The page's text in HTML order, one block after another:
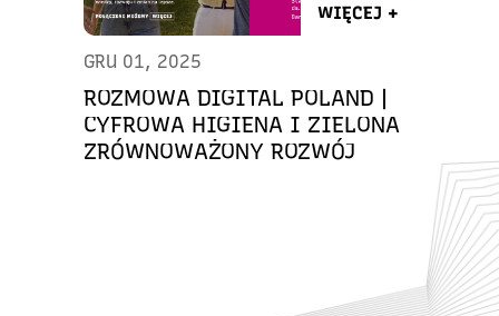
WIĘCEJ +
GRU 01, 2025
ROZMOWA DIGITAL POLAND |
CYFROWA HIGIENA I ZIELONA
ZRÓWNOWAŻONY ROZWÓJ